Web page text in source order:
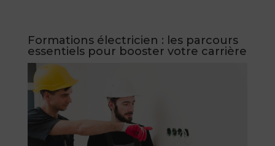
Formations électricien : les parcours
essentiels pour booster votre carrière